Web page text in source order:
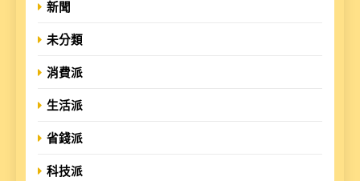
新聞
未分類
消費派
生活派
省錢派
科技派